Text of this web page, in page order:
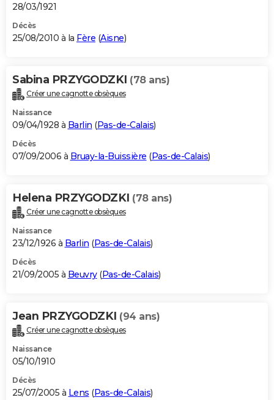
28/03/1921
Décès
25/08/2010 à la Fère (Aisne)
Sabina PRZYGODZKI (78 ans)
Créer une cagnotte obsèques
Naissance
09/04/1928 à Barlin (Pas-de-Calais)
Décès
07/09/2006 à Bruay-la-Buissière (Pas-de-Calais)
Helena PRZYGODZKI (78 ans)
Créer une cagnotte obsèques
Naissance
23/12/1926 à Barlin (Pas-de-Calais)
Décès
21/09/2005 à Beuvry(Pas-de-Calais)
Jean PRZYGODZKI (94 ans)
Créer une cagnotte obsèques
Naissance
05/10/1910
Décès
25/07/2005 à Lens (Pas-de-Calais)